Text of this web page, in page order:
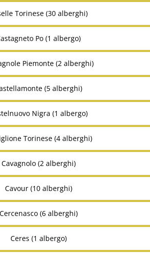
Torinese (30 alberghi)
Po (1 albergo)
Piemonte (2 alberghi)
(5 alberghi)
Nigra (1 albergo)
Torinese (4 alberghi)
Cavagnolo (2 alberghi)
Cavour (10 alberghi)
Cercenasco (6 alberghi)
Ceres (1 albergo)